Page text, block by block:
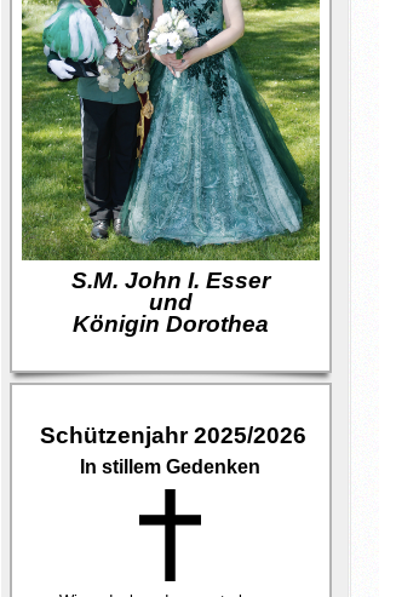
S.M. John I. Esser
und
Königin Dorothea
Schützenjahr 2025/2026
In stillem Gedenken